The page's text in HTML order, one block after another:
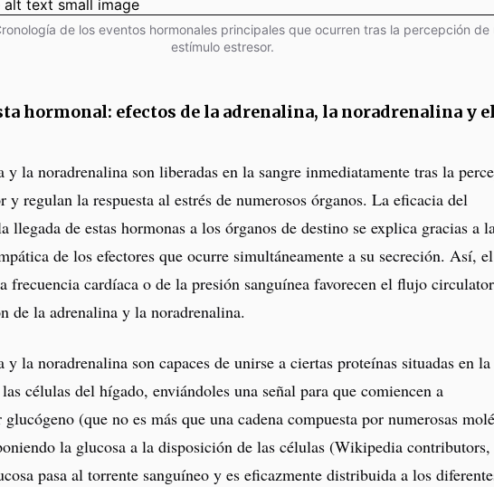
de los eventos hormonales principales que ocurren tras la percepción de
estímulo estresor.
hormonal: efectos de la adrenalina, la noradrenalina y el
y la noradrenalina son liberadas en la sangre inmediatamente tras la
y regulan la respuesta al estrés de numerosos órganos. La eficacia del
llegada de estas hormonas a los órganos de destino se explica gracias a
de los efectores que ocurre simultáneamente a su secreción. Así, el
frecuencia cardíaca o de la presión sanguínea favorecen el flujo
de la adrenalina y la noradrenalina.
y la noradrenalina son capaces de unirse a ciertas proteínas situadas en la
células del hígado, enviándoles una señal para que comiencen a
glucógeno (que no es más que una cadena compuesta por numerosas
la glucosa a la disposición de las células (Wikipedia contributors,
pasa al torrente sanguíneo y es eficazmente distribuida a los